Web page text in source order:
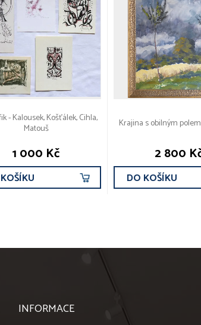
- Kalousek, Košťálek, Cihla,
Matouš
1 000 Kč
Krajina s obilným
2 800
DO KOŠÍKU
INFORMACE